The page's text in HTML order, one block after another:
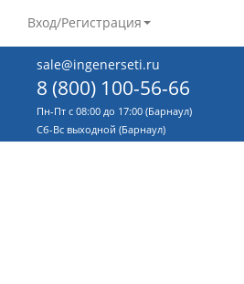
Вход/Регистрация
sale@ingenerseti.ru
8 (800) 100-56-66
Пн-Пт с 08:00 до 17:00 (Барнаул)
Cб-Вс выходной (Барнаул)